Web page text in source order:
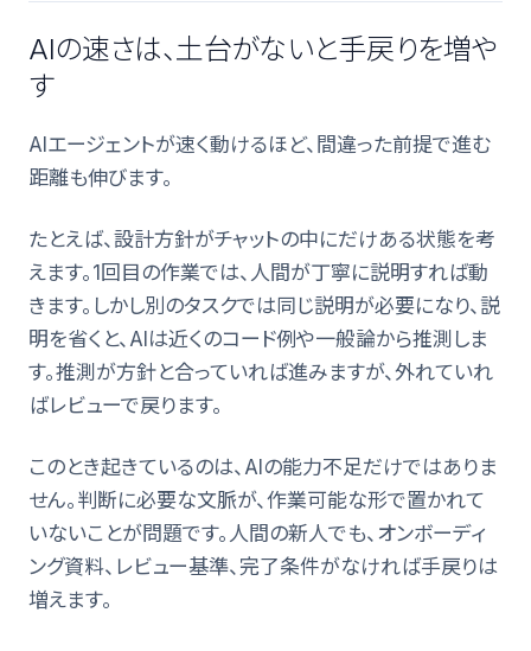
AIの速さは、土台がないと手戻りを増や
す
AIエージェントが速く動けるほど、間違った前提で進む
距離も伸びます。
たとえば、設計方針がチャットの中にだけある状態を考
えます。1回目の作業では、人間が丁寧に説明すれば動
きます。しかし別のタスクでは同じ説明が必要になり、説
明を省くと、AIは近くのコード例や一般論から推測しま
す。推測が方針と合っていれば進みますが、外れていれ
ばレビューで戻ります。
このとき起きているのは、AIの能力不足だけではありま
せん。判断に必要な文脈が、作業可能な形で置かれて
いないことが問題です。人間の新人でも、オンボーディ
ング資料、レビュー基準、完了条件がなければ手戻りは
増えます。